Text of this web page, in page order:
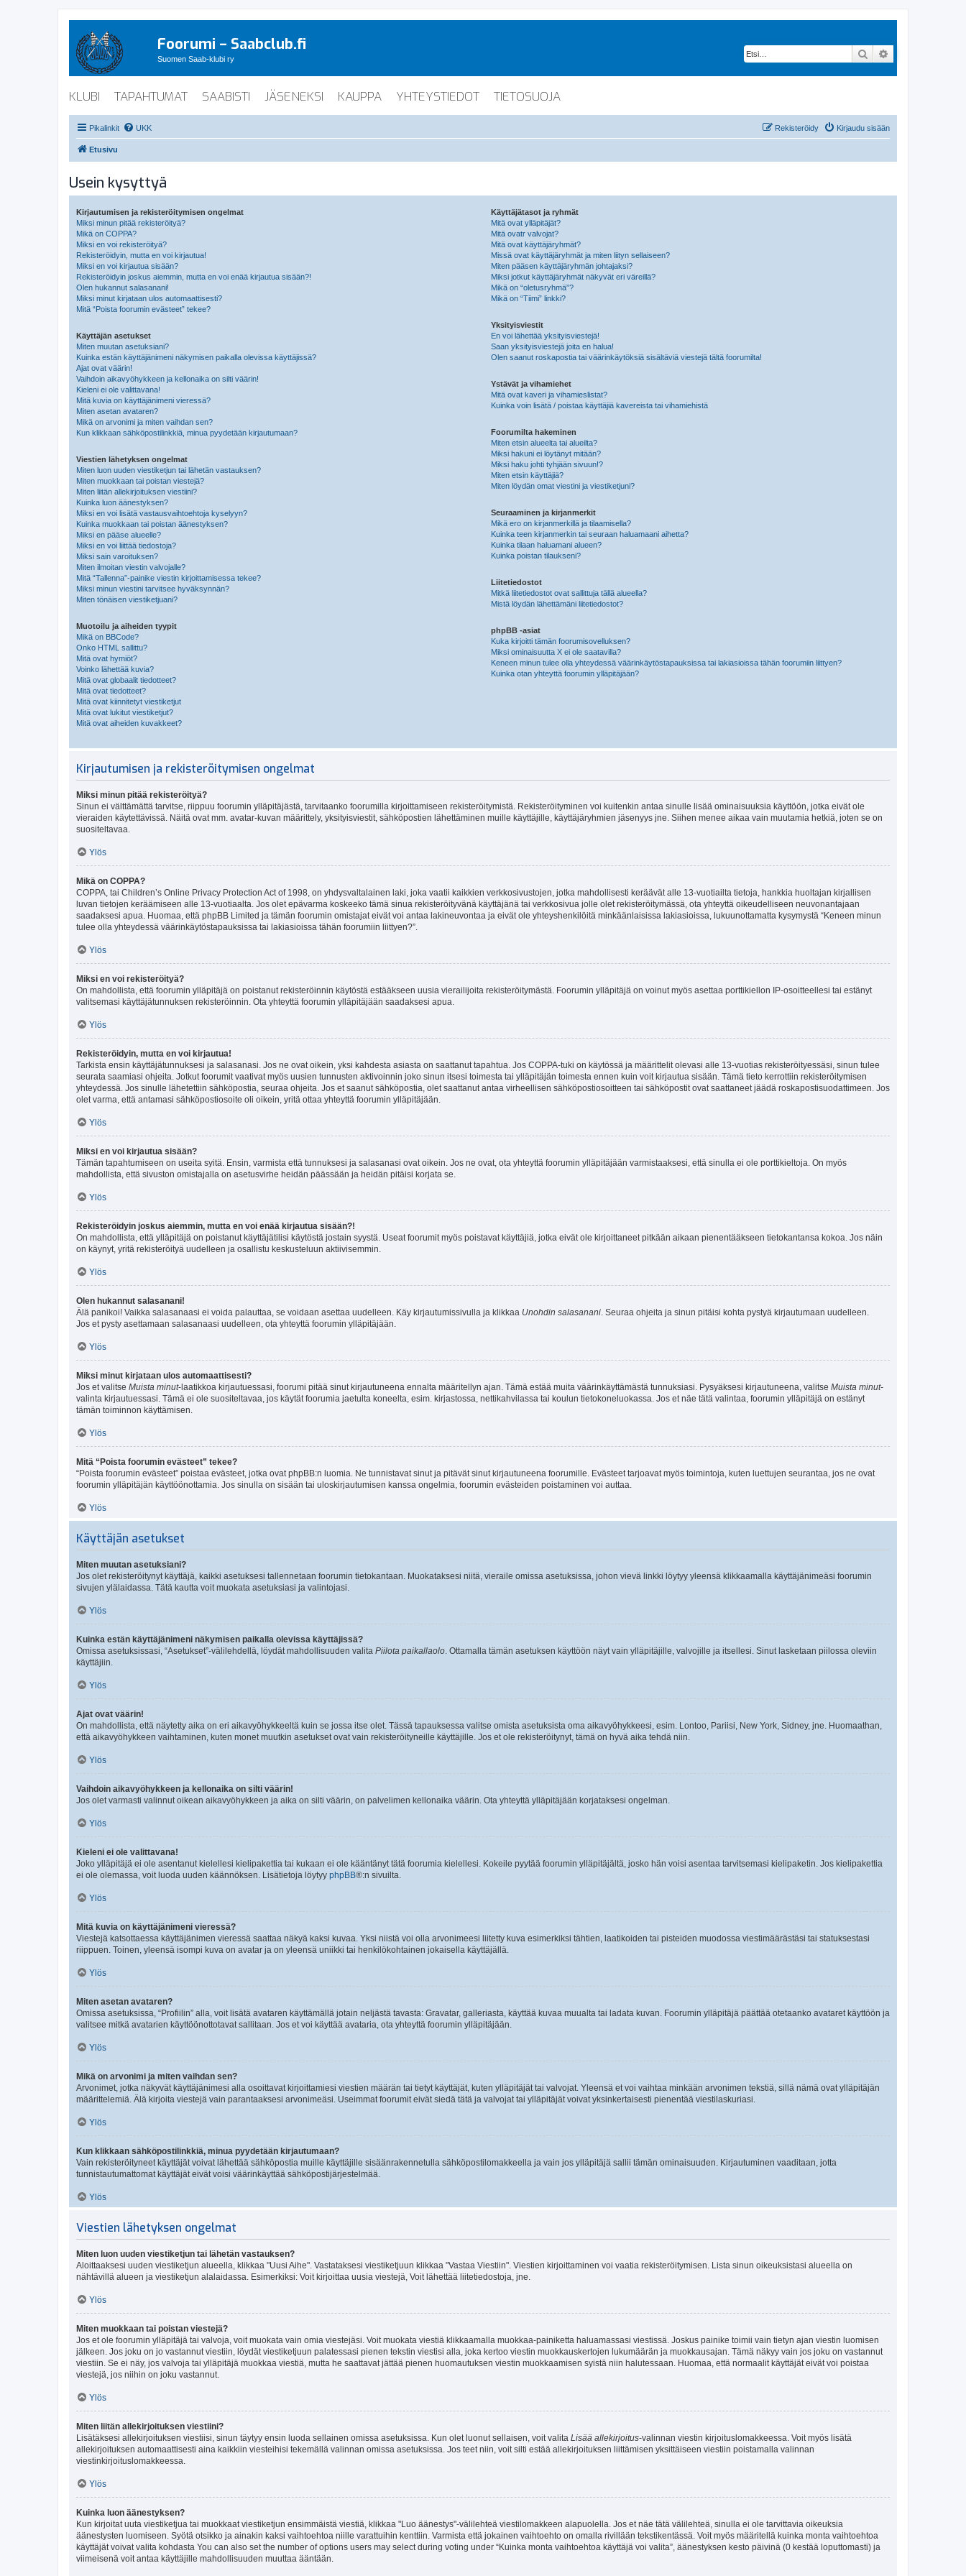
Foorumi – Saabclub.fi
Suomen Saab-klubi ry Etsi
KLUBI TAPAHTUMAT SAABISTI JÄSENEKSI KAUPPA YHTEYSTIEDOT TIETOSUOJA
Pikalinkit UKK Kirjaudu sisään
Rekisteröidy
Etusivu
Usein kysyttyä
Kirjautumisen ja rekisteröitymisen ongelmat
Miksi minun pitää rekisteröityä?
Mikä on COPPA?
Miksi en voi rekisteröityä?
Rekisteröidyin, mutta en voi kirjautua!
Miksi en voi kirjautua sisään?
Rekisteröidyin joskus aiemmin, mutta en voi enää kirjautua sisään?!
Olen hukannut salasanani!
Miksi minut kirjataan ulos automaattisesti?
Mitä “Poista foorumin evästeet” tekee?
Käyttäjän asetukset
Miten muutan asetuksiani?
Kuinka estän käyttäjänimeni näkymisen paikalla olevissa käyttäjissä?
Ajat ovat väärin!
Vaihdoin aikavyöhykkeen ja kellonaika on silti väärin!
Kieleni ei ole valittavana!
Mitä kuvia on käyttäjänimeni vieressä?
Miten asetan avataren?
Mikä on arvonimi ja miten vaihdan sen?
Kun klikkaan sähköpostilinkkiä, minua pyydetään kirjautumaan?
Viestien lähetyksen ongelmat
Miten luon uuden viestiketjun tai lähetän vastauksen?
Miten muokkaan tai poistan viestejä?
Miten liitän allekirjoituksen viestiini?
Kuinka luon äänestyksen?
Miksi en voi lisätä vastausvaihtoehtoja kyselyyn?
Kuinka muokkaan tai poistan äänestyksen?
Miksi en pääse alueelle?
Miksi en voi liittää tiedostoja?
Miksi sain varoituksen?
Miten ilmoitan viestin valvojalle?
Mitä “Tallenna”-painike viestin kirjoittamisessa tekee?
Miksi minun viestini tarvitsee hyväksynnän?
Miten tönäisen viestiketjuani?
Muotoilu ja aiheiden tyypit
Mikä on BBCode?
Onko HTML sallittu?
Mitä ovat hymiöt?
Voinko lähettää kuvia?
Mitä ovat globaalit tiedotteet?
Mitä ovat tiedotteet?
Mitä ovat kiinnitetyt viestiketjut
Mitä ovat lukitut viestiketjut?
Mitä ovat aiheiden kuvakkeet?
Käyttäjätasot ja ryhmät
Mitä ovat ylläpitäjät?
Mitä ovatr valvojat?
Mitä ovat käyttäjäryhmät?
Missä ovat käyttäjäryhmät ja miten liityn sellaiseen?
Miten pääsen käyttäjäryhmän johtajaksi?
Miksi jotkut käyttäjäryhmät näkyvät eri väreillä?
Mikä on “oletusryhmä”?
Mikä on “Tiimi” linkki?
Yksityisviestit
En voi lähettää yksityisviestejä!
Saan yksityisviestejä joita en halua!
Olen saanut roskapostia tai väärinkäytöksiä sisältäviä viestejä tältä foorumilta!
Ystävät ja vihamiehet
Mitä ovat kaveri ja vihamieslistat?
Kuinka voin lisätä / poistaa käyttäjiä kavereista tai vihamiehistä
Foorumilta hakeminen
Miten etsin alueelta tai alueilta?
Miksi hakuni ei löytänyt mitään?
Miksi haku johti tyhjään sivuun!?
Miten etsin käyttäjiä?
Miten löydän omat viestini ja viestiketjuni?
Seuraaminen ja kirjanmerkit
Mikä ero on kirjanmerkillä ja tilaamisella?
Kuinka teen kirjanmerkin tai seuraan haluamaani aihetta?
Kuinka tilaan haluamani alueen?
Kuinka poistan tilaukseni?
Liitetiedostot
Mitkä liitetiedostot ovat sallittuja tällä alueella?
Mistä löydän lähettämäni liitetiedostot?
phpBB -asiat
Kuka kirjoitti tämän foorumisovelluksen?
Miksi ominaisuutta X ei ole saatavilla?
Keneen minun tulee olla yhteydessä väärinkäytöstapauksissa tai lakiasioissa tähän foorumiin liittyen?
Kuinka otan yhteyttä foorumin ylläpitäjään?
Kirjautumisen ja rekisteröitymisen ongelmat
Miksi minun pitää rekisteröityä?
Sinun ei välttämättä tarvitse, riippuu foorumin ylläpitäjästä, tarvitaanko foorumilla kirjoittamiseen rekisteröitymistä. Rekisteröityminen voi kuitenkin antaa sinulle lisää ominaisuuksia käyttöön, jotka eivät ole
vieraiden käytettävissä. Näitä ovat mm. avatar-kuvan määrittely, yksityisviestit, sähköpostien lähettäminen muille käyttäjille, käyttäjäryhmien jäsenyys jne. Siihen menee aikaa vain muutamia hetkiä, joten se on
suositeltavaa.
Ylös
Mikä on COPPA?
COPPA, tai Children’s Online Privacy Protection Act of 1998, on yhdysvaltalainen laki, joka vaatii kaikkien verkkosivustojen, jotka mahdollisesti keräävät alle 13-vuotiailta tietoja, hankkia huoltajan kirjallisen
luvan tietojen keräämiseen alle 13-vuotiaalta. Jos olet epävarma koskeeko tämä sinua rekisteröityvänä käyttäjänä tai verkkosivua jolle olet rekisteröitymässä, ota yhteyttä oikeudelliseen neuvonantajaan
saadaksesi apua. Huomaa, että phpBB Limited ja tämän foorumin omistajat eivät voi antaa lakineuvontaa ja eivät ole yhteyshenkilöitä minkäänlaisissa lakiasioissa, lukuunottamatta kysymystä “Keneen minun
tulee olla yhteydessä väärinkäytöstapauksissa tai lakiasioissa tähän foorumiin liittyen?”.
Ylös
Miksi en voi rekisteröityä?
On mahdollista, että foorumin ylläpitäjä on poistanut rekisteröinnin käytöstä estääkseen uusia vierailijoita rekisteröitymästä. Foorumin ylläpitäjä on voinut myös asettaa porttikiellon IP-osoitteellesi tai estänyt
valitsemasi käyttäjätunnuksen rekisteröinnin. Ota yhteyttä foorumin ylläpitäjään saadaksesi apua.
Ylös
Rekisteröidyin, mutta en voi kirjautua!
Tarkista ensin käyttäjätunnuksesi ja salasanasi. Jos ne ovat oikein, yksi kahdesta asiasta on saattanut tapahtua. Jos COPPA-tuki on käytössä ja määrittelit olevasi alle 13-vuotias rekisteröityessäsi, sinun tulee
seurata saamiasi ohjeita. Jotkut foorumit vaativat myös uusien tunnusten aktivoinnin joko sinun itsesi toimesta tai ylläpitäjän toimesta ennen kuin voit kirjautua sisään. Tämä tieto kerrottiin rekisteröitymisen
yhteydessä. Jos sinulle lähetettiin sähköpostia, seuraa ohjeita. Jos et saanut sähköpostia, olet saattanut antaa virheellisen sähköpostiosoitteen tai sähköpostit ovat saattaneet jäädä roskapostisuodattimeen. Jos
olet varma, että antamasi sähköpostiosoite oli oikein, yritä ottaa yhteyttä foorumin ylläpitäjään.
Ylös
Miksi en voi kirjautua sisään?
Tämän tapahtumiseen on useita syitä. Ensin, varmista että tunnuksesi ja salasanasi ovat oikein. Jos ne ovat, ota yhteyttä foorumin ylläpitäjään varmistaaksesi, että sinulla ei ole porttikieltoja. On myös
mahdollista, että sivuston omistajalla on asetusvirhe heidän päässään ja heidän pitäisi korjata se.
Ylös
Rekisteröidyin joskus aiemmin, mutta en voi enää kirjautua sisään?!
On mahdollista, että ylläpitäjä on poistanut käyttäjätilisi käytöstä jostain syystä. Useat foorumit myös poistavat käyttäjiä, jotka eivät ole kirjoittaneet pitkään aikaan pienentääkseen tietokantansa kokoa. Jos näin
on käynyt, yritä rekisteröityä uudelleen ja osallistu keskusteluun aktiivisemmin.
Ylös
Olen hukannut salasanani!
Älä panikoi! Vaikka salasanaasi ei voida palauttaa, se voidaan asettaa uudelleen. Käy kirjautumissivulla ja klikkaa Unohdin salasanani . Seuraa ohjeita ja sinun pitäisi kohta pystyä kirjautumaan uudelleen.
Jos et pysty asettamaan salasanaasi uudelleen, ota yhteyttä foorumin ylläpitäjään.
Ylös
Miksi minut kirjataan ulos automaattisesti?
Jos et valitse Muista minut-laatikkoa kirjautuessasi, foorumi pitää sinut kirjautuneena ennalta määritellyn ajan. Tämä estää muita väärinkäyttämästä tunnuksiasi. Pysyäksesi kirjautuneena, valitse Muista minut-
valinta kirjautuessasi. Tämä ei ole suositeltavaa, jos käytät foorumia jaetulta koneelta, esim. kirjastossa, nettikahvilassa tai koulun tietokoneluokassa. Jos et näe tätä valintaa, foorumin ylläpitäjä on estänyt
tämän toiminnon käyttämisen.
Ylös
Mitä “Poista foorumin evästeet” tekee?
“Poista foorumin evästeet” poistaa evästeet, jotka ovat phpBB:n luomia. Ne tunnistavat sinut ja pitävät sinut kirjautuneena foorumille. Evästeet tarjoavat myös toimintoja, kuten luettujen seurantaa, jos ne ovat
foorumin ylläpitäjän käyttöönottamia. Jos sinulla on sisään tai uloskirjautumisen kanssa ongelmia, foorumin evästeiden poistaminen voi auttaa.
Ylös
Käyttäjän asetukset
Miten muutan asetuksiani?
Jos olet rekisteröitynyt käyttäjä, kaikki asetuksesi tallennetaan foorumin tietokantaan. Muokataksesi niitä, vieraile omissa asetuksissa, johon vievä linkki löytyy yleensä klikkaamalla käyttäjänimeäsi foorumin
sivujen ylälaidassa. Tätä kautta voit muokata asetuksiasi ja valintojasi.
Ylös
Kuinka estän käyttäjänimeni näkymisen paikalla olevissa käyttäjissä?
Omissa asetuksissasi, “Asetukset”-välilehdellä, löydät mahdollisuuden valita Piilota paikallaolo . Ottamalla tämän asetuksen käyttöön näyt vain ylläpitäjille, valvojille ja itsellesi. Sinut lasketaan piilossa oleviin
käyttäjiin.
Ylös
Ajat ovat väärin!
On mahdollista, että näytetty aika on eri aikavyöhykkeeltä kuin se jossa itse olet. Tässä tapauksessa valitse omista asetuksista oma aikavyöhykkeesi, esim. Lontoo, Pariisi, New York, Sidney, jne. Huomaathan,
että aikavyöhykkeen vaihtaminen, kuten monet muutkin asetukset ovat vain rekisteröityneille käyttäjille. Jos et ole rekisteröitynyt, tämä on hyvä aika tehdä niin.
Ylös
Vaihdoin aikavyöhykkeen ja kellonaika on silti väärin!
Jos olet varmasti valinnut oikean aikavyöhykkeen ja aika on silti väärin, on palvelimen kellonaika väärin. Ota yhteyttä ylläpitäjään korjataksesi ongelman.
Ylös
Kieleni ei ole valittavana!
Joko ylläpitäjä ei ole asentanut kielellesi kielipakettia tai kukaan ei ole kääntänyt tätä foorumia kielellesi. Kokeile pyytää foorumin ylläpitäjältä, josko hän voisi asentaa tarvitsemasi kielipaketin. Jos kielipakettia
ei ole olemassa, voit luoda uuden käännöksen. Lisätietoja löytyy phpBB®:n sivuilta.
Ylös
Mitä kuvia on käyttäjänimeni vieressä?
Viestejä katsottaessa käyttäjänimen vieressä saattaa näkyä kaksi kuvaa. Yksi niistä voi olla arvonimeesi liitetty kuva esimerkiksi tähtien, laatikoiden tai pisteiden muodossa viestimäärästäsi tai statuksestasi
riippuen. Toinen, yleensä isompi kuva on avatar ja on yleensä uniikki tai henkilökohtainen jokaisella käyttäjällä.
Ylös
Miten asetan avataren?
Omissa asetuksissa, “Profiilin” alla, voit lisätä avataren käyttämällä jotain neljästä tavasta: Gravatar, galleriasta, käyttää kuvaa muualta tai ladata kuvan. Foorumin ylläpitäjä päättää otetaanko avataret käyttöön ja
valitsee mitkä avatarien käyttöönottotavat sallitaan. Jos et voi käyttää avataria, ota yhteyttä foorumin ylläpitäjään.
Ylös
Mikä on arvonimi ja miten vaihdan sen?
Arvonimet, jotka näkyvät käyttäjänimesi alla osoittavat kirjoittamiesi viestien määrän tai tietyt käyttäjät, kuten ylläpitäjät tai valvojat. Yleensä et voi vaihtaa minkään arvonimen tekstiä, sillä nämä ovat ylläpitäjän
määrittelemiä. Älä kirjoita viestejä vain parantaaksesi arvonimeäsi. Useimmat foorumit eivät siedä tätä ja valvojat tai ylläpitäjät voivat yksinkertaisesti pienentää viestilaskuriasi.
Ylös
Kun klikkaan sähköpostilinkkiä, minua pyydetään kirjautumaan?
Vain rekisteröityneet käyttäjät voivat lähettää sähköpostia muille käyttäjille sisäänrakennetulla sähköpostilomakkeella ja vain jos ylläpitäjä sallii tämän ominaisuuden. Kirjautuminen vaaditaan, jotta
tunnistautumattomat käyttäjät eivät voisi väärinkäyttää sähköpostijärjestelmää.
Ylös
Viestien lähetyksen ongelmat
Miten luon uuden viestiketjun tai lähetän vastauksen?
Aloittaaksesi uuden viestiketjun alueella, klikkaa "Uusi Aihe". Vastataksesi viestiketjuun klikkaa "Vastaa Viestiin". Viestien kirjoittaminen voi vaatia rekisteröitymisen. Lista sinun oikeuksistasi alueella on
nähtävillä alueen ja viestiketjun alalaidassa. Esimerkiksi: Voit kirjoittaa uusia viestejä, Voit lähettää liitetiedostoja, jne.
Ylös
Miten muokkaan tai poistan viestejä?
Jos et ole foorumin ylläpitäjä tai valvoja, voit muokata vain omia viestejäsi. Voit muokata viestiä klikkaamalla muokkaa-painiketta haluamassasi viestissä. Joskus painike toimii vain tietyn ajan viestin luomisen
jälkeen. Jos joku on jo vastannut viestiin, löydät viestiketjuun palatessasi pienen tekstin viestisi alla, joka kertoo viestin muokkauskertojen lukumäärän ja muokkausajan. Tämä näkyy vain jos joku on vastannut
viestiin. Se ei näy, jos valvoja tai ylläpitäjä muokkaa viestiä, mutta he saattavat jättää pienen huomautuksen viestin muokkaamisen syistä niin halutessaan. Huomaa, että normaalit käyttäjät eivät voi poistaa
viestejä, jos niihin on joku vastannut.
Ylös
Miten liitän allekirjoituksen viestiini?
Lisätäksesi allekirjoituksen viestiisi, sinun täytyy ensin luoda sellainen omissa asetuksissa. Kun olet luonut sellaisen, voit valita Lisää allekirjoitus-valinnan viestin kirjoituslomakkeessa. Voit myös lisätä
allekirjoituksen automaattisesti aina kaikkiin viesteihisi tekemällä valinnan omissa asetuksissa. Jos teet niin, voit silti estää allekirjoituksen liittämisen yksittäiseen viestiin poistamalla valinnan
viestinkirjoituslomakkeessa.
Ylös
Kuinka luon äänestyksen?
Kun kirjoitat uuta viestiketjua tai muokkaat viestiketjun ensimmäistä viestiä, klikkaa "Luo äänestys"-välilehteä viestilomakkeen alapuolella. Jos et näe tätä välilehteä, sinulla ei ole tarvittavia oikeuksia
äänestysten luomiseen. Syötä otsikko ja ainakin kaksi vaihtoehtoa niille varattuihin kenttiin. Varmista että jokainen vaihtoehto on omalla rivillään tekstikentässä. Voit myös määritellä kuinka monta vaihtoehtoa
käyttäjät voivat valita kohdasta You can also set the number of options users may select during voting under “Kuinka monta vaihtoehtoa käyttäjä voi valita”, äänestyksen kesto päivinä (0 kestää loputtomasti) ja
viimeisenä voit antaa käyttäjille mahdollisuuden muuttaa ääntään.